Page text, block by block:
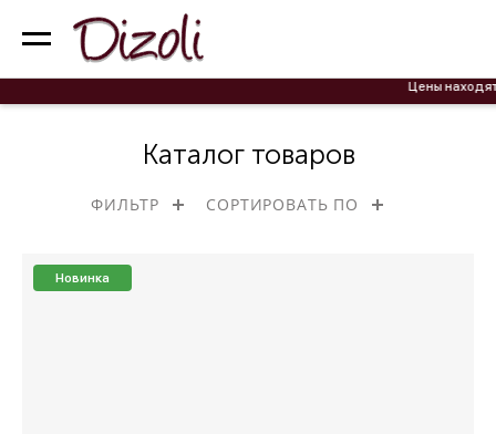
Цены находятся на
Каталог товаров
ФИЛЬТР СОРТИРОВАТЬ ПО
Новинка